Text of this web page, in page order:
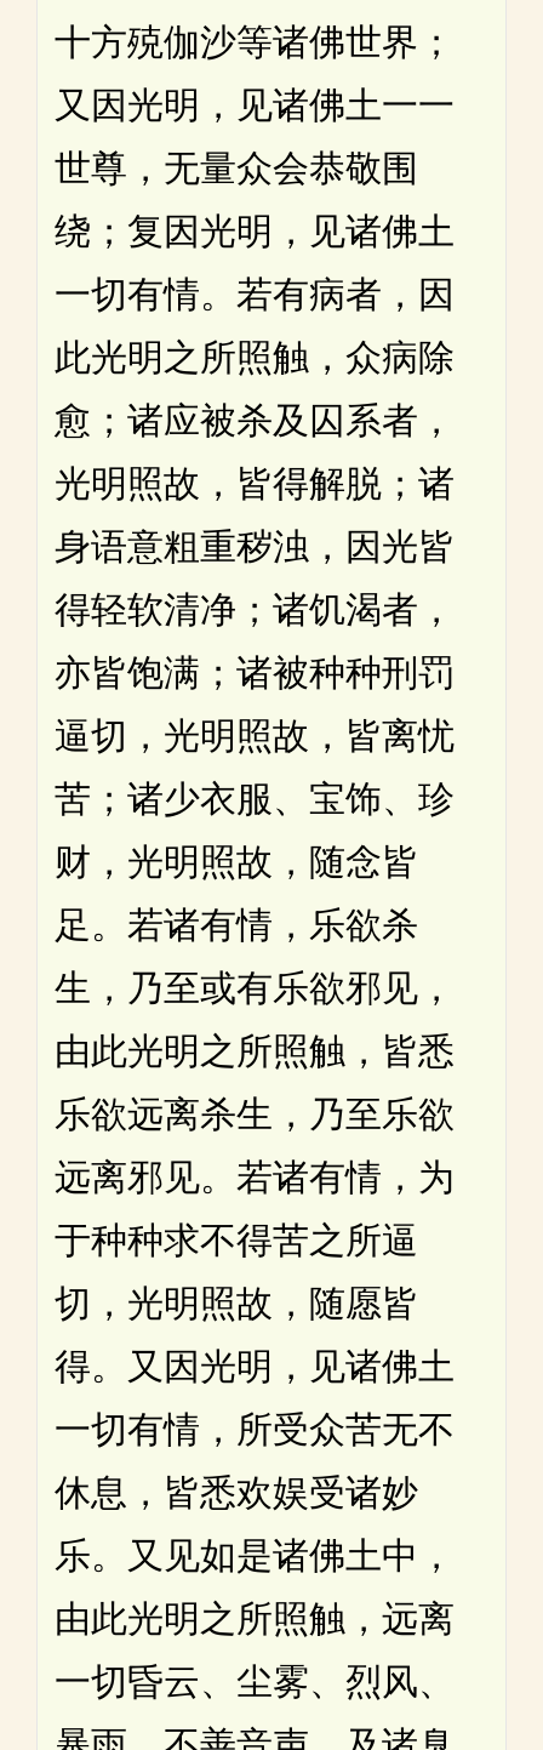
十方殑伽沙等诸佛世界；
又因光明，见诸佛土一一
世尊，无量众会恭敬围
绕；复因光明，见诸佛土
一切有情。若有病者，因
此光明之所照触，众病除
愈；诸应被杀及囚系者，
光明照故，皆得解脱；诸
身语意粗重秽浊，因光皆
得轻软清净；诸饥渴者，
亦皆饱满；诸被种种刑罚
逼切，光明照故，皆离忧
苦；诸少衣服、宝饰、珍
财，光明照故，随念皆
足。若诸有情，乐欲杀
生，乃至或有乐欲邪见，
由此光明之所照触，皆悉
乐欲远离杀生，乃至乐欲
远离邪见。若诸有情，为
于种种求不得苦之所逼
切，光明照故，随愿皆
得。又因光明，见诸佛土
一切有情，所受众苦无不
休息，皆悉欢娱受诸妙
乐。又见如是诸佛土中，
由此光明之所照触，远离
一切昏云、尘雾、烈风、